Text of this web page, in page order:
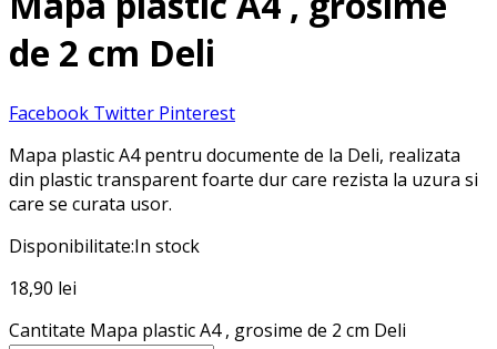
de 2 cm Deli
Facebook Twitter Pinterest
Mapa plastic A4 pentru documente de la Deli, realizata
din plastic transparent foarte dur care rezista la uzura si
care se curata usor.
Disponibilitate:In stock
18,90 lei
Cantitate Mapa plastic A4 , grosime de 2 cm Deli